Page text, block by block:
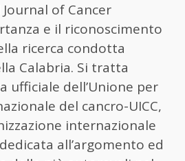
of Cancer
e il riconoscimento
ricerca condotta
Calabria. Si tratta
ufficiale dell’Unione per
del cancro-UICC,
internazionale
all’argomento ed